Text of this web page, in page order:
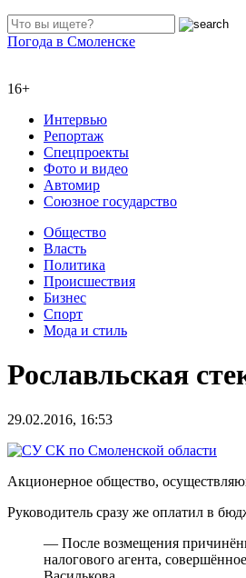
Погода в Смоленске
16+
Интервью
Репортаж
Спецпроекты
Фото и видео
Автомир
Союзное государство
Общество
Власть
Политика
Происшествия
Бизнес
Спорт
Мода и стиль
Рославльская
29.02.2016, 16:53
Акционерное общество,
Руководитель сразу же оплатил в
— После возмещения
налогового агента,